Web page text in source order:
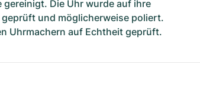
Die Uhr wurde auf ihre
und möglicherweise poliert.
Uhrmachern auf Echtheit geprüft.